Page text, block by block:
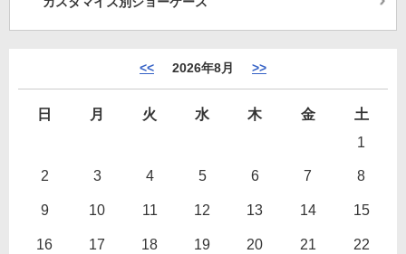
<< 2026年8月 >>
日 月 火 水 木 金
土
1
2 3 4 5 6 7 8
9 10 11 12 13 14 15
16 17 18 19 20 21 22